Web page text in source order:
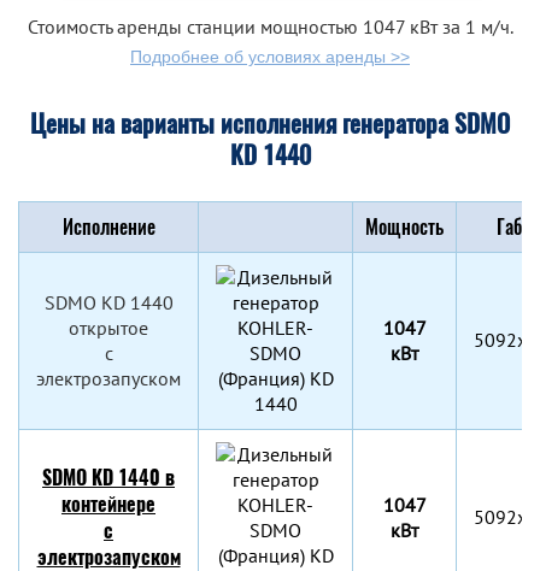
Стоимость аренды станции мощностью 1047 кВт за 1 м/ч.
Подробнее об условиях аренды >>
Цены на варианты исполнения генератора SDMO
KD 1440
Исполнение Мощность
SDMO KD 1440
открытое
с
электрозапуском
1047
кВт
SDMO KD 1440 в
контейнере
с
электрозапуском
1047
кВт